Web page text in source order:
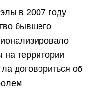
в 2007 году
бывшего
на территории
договориться об